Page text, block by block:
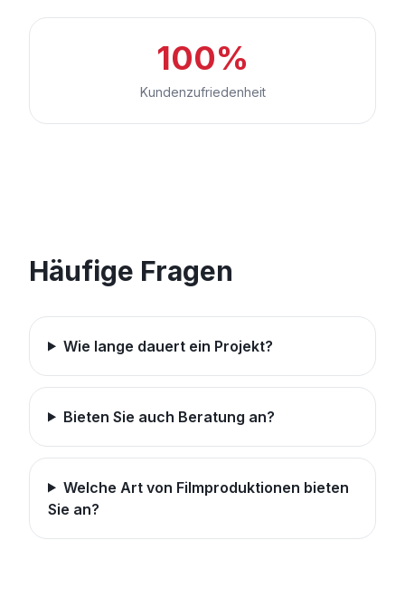
100%
Kundenzufriedenheit
Häufige Fragen
Wie lange dauert ein Projekt?
Bieten Sie auch Beratung an?
Welche Art von Filmproduktionen bieten
Sie an?